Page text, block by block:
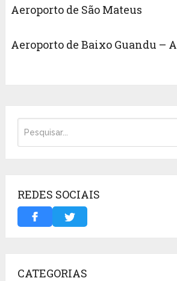
Aeroporto de São Mateus
Aeroporto de Baixo Guandu –
REDES SOCIAIS
CATEGORIAS